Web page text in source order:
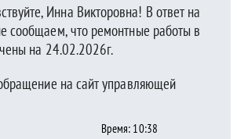
Инна Викторовна! В ответ на
сообщаем, что ремонтные работы в
на 24.02.2026г.
на сайт управляющей
Время: 10:38